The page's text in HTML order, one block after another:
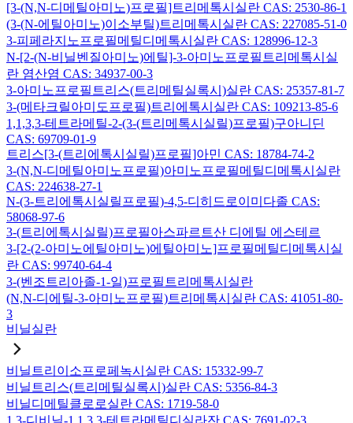
[3-(N,N-디메틸아미노)프로필]트리메톡시실란 CAS: 2530-86-1
(3-(N-에틸아미노)이소부틸)트리메톡시실란 CAS: 227085-51-0
3-피페라지노프로필메틸디메톡시실란 CAS: 128996-12-3
N-[2-(N-비닐벤질아미노)에틸]-3-아미노프로필트리메톡시실
란 염산염 CAS: 34937-00-3
3-아미노프로필트리스(트리메틸실록시)실란 CAS: 25357-81-7
3-(메타크릴아미도프로필)트리에톡시실란 CAS: 109213-85-6
1,1,3,3-테트라메틸-2-(3-(트리메톡시실릴)프로필)구아니딘
CAS: 69709-01-9
트리스[3-(트리에톡시실릴)프로필]아민 CAS: 18784-74-2
3-(N,N-디메틸아미노프로필)아미노프로필메틸디메톡시실란
CAS: 224638-27-1
N-(3-트리에톡시실릴프로필)-4,5-디히드로이미다졸 CAS:
58068-97-6
3-(트리에톡시실릴)프로필아스파르트산 디에틸 에스테르
3-[2-(2-아미노에틸아미노)에틸아미노]프로필메틸디메톡시실
란 CAS: 99740-64-4
3-(벤조트리아졸-1-일)프로필트리메톡시실란
(N,N-디에틸-3-아미노프로필)트리메톡시실란 CAS: 41051-80-
3
비닐실란
비닐트리이소프로페녹시실란 CAS: 15332-99-7
비닐트리스(트리메틸실록시)실란 CAS: 5356-84-3
비닐디메틸클로로실란 CAS: 1719-58-0
1,3-디비닐-1,1,3,3-테트라메틸디실라잔 CAS: 7691-02-3